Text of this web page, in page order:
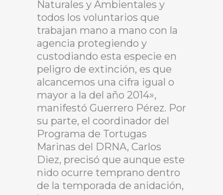
Naturales y Ambientales y
todos los voluntarios que
trabajan mano a mano con la
agencia protegiendo y
custodiando esta especie en
peligro de extinción, es que
alcancemos una cifra igual o
mayor a la del año 2014»,
manifestó Guerrero Pérez. Por
su parte, el coordinador del
Programa de Tortugas
Marinas del DRNA, Carlos
Diez, precisó que aunque este
nido ocurre temprano dentro
de la temporada de anidación,